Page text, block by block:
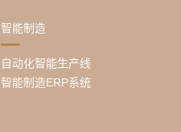
智能制造
自动化智能生产线
智能制造ERP系统